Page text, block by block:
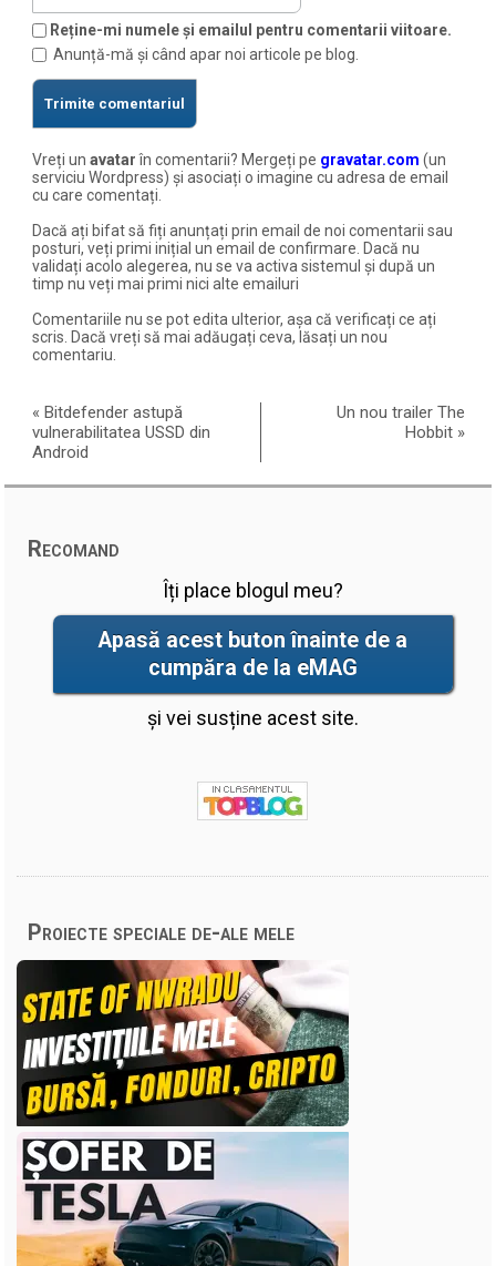
Reține-mi numele și emailul pentru comentarii viitoare.
Anunță-mă și când apar noi articole pe blog.
Vreți unavatarîn comentarii? Mergeți pe gravatar.com (un
serviciu Wordpress) și asociați o imagine cu adresa de email
cu care comentați.
Dacă ați bifat să fiți anunțați prin email de noi comentarii sau
posturi, veți primi inițial un email de confirmare. Dacă nu
validați acolo alegerea, nu se va activa sistemul și după un
timp nu veți mai primi nici alte emailuri
Comentariile nu se pot edita ulterior, așa că verificați ce ați
scris. Dacă vreți să mai adăugați ceva, lăsați un nou
comentariu.
«Bitdefender astupă
vulnerabilitatea USSD din
Android
Un nou trailer The
Hobbit »
Recomand
Îți place blogul meu?
Apasă acest buton înainte de a
cumpăra de la eMAG
și vei susține acest site.
Proiecte speciale de-ale mele